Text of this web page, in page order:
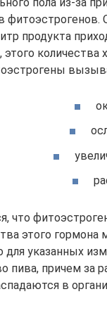
продукта
количества
что
этого
для указанных
пива, причем за
в